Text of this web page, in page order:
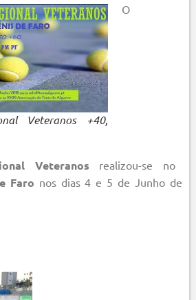
Veteranos +40,
O
Veteranos realizou-se no
Faro nos dias 4 e 5 de Junho de